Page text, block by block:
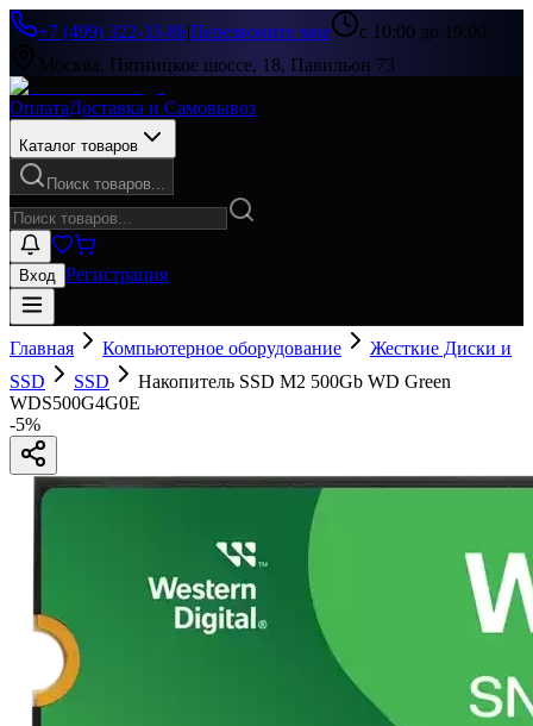
+7 (499) 322-33-86|Перезвоните мне
с 10:00 до 19:00
Москва, Пятницкое шоссе, 18, Павильон 73
ОплатаДоставка и Самовывоз
Каталог товаров
Поиск товаров...
Вход Регистрация
Главная Компьютерное оборудование
Жесткие Диски и
SSD
SSD
Накопитель SSD M2 500Gb WD Green
WDS500G4G0E
-5%